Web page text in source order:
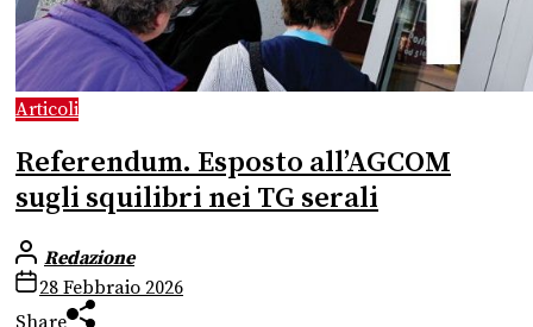
Articoli
Referendum. Esposto all’AGCOM
sugli squilibri nei TG serali
Redazione
28 Febbraio 2026
Share